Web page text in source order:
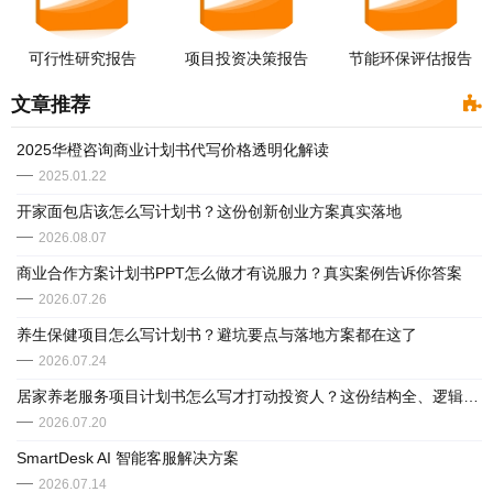
可行性研究报告 项目投资决策报告 节能环保评估报告
文章推荐
2025华橙咨询商业计划书代写价格透明化解读
2025.01.22
开家面包店该怎么写计划书？这份创新创业方案真实落地
2026.08.07
商业合作方案计划书PPT怎么做才有说服力？真实案例告诉你答案
2026.07.26
养生保健项目怎么写计划书？避坑要点与落地方案都在这了
2026.07.24
居家养老服务项目计划书怎么写才打动投资人？这份结构全、逻辑清的方案让你不再踩坑
2026.07.20
SmartDesk AI 智能客服解决方案
2026.07.14